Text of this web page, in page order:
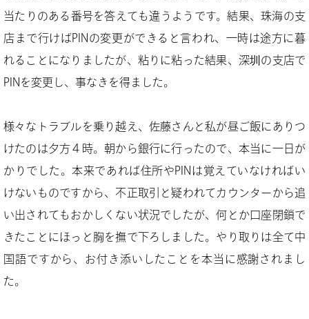
当たりのある番号を答えても違うようです。結果、珠海の支
店まで行けばPINの変更ができると言われ、一時は途方に暮
れることになりましたが、粘りに粘った結果、深圳の支店で
PINを変更し、事なきを得ました。
様々なトラブルを乗り越え、佐藤さんと私が昼ご飯にありつ
けたのは夕方４時。朝から銀行に行ったので、本当に一日が
かりでした。本来であれば住所やPINは覚えていなければい
けないものですから、不正取引と疑われてカウンターから追
い出されてもおかしくない状況でしたが、何とか口座閉鎖で
きたことにほっと胸を撫で下ろしました。やり取りは全て中
国語ですから、お付き添いしたことを本当に感謝されまし
た。